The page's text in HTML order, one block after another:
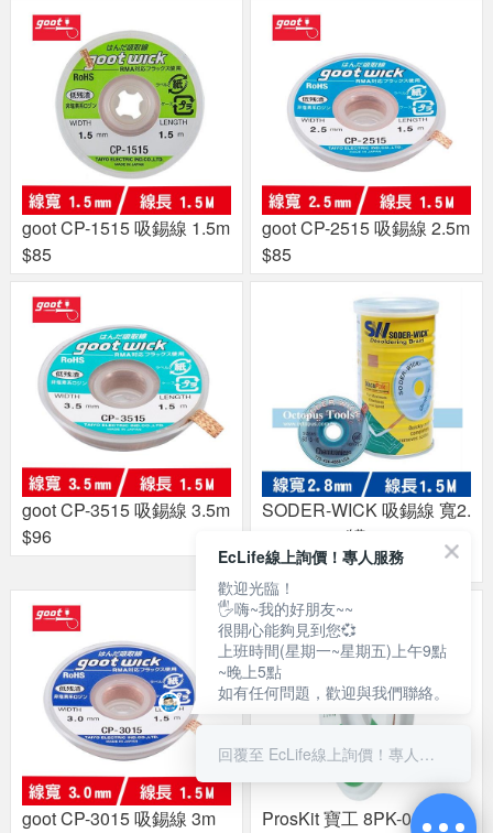
goot CP-1515 吸錫線 1.5m
$85
goot CP-2515 吸錫線 2.5m
$85
goot CP-3515 吸錫線 3.5m
$96
SODER-WICK 吸錫線 寬2.
8mm 10pc/罐 553.004
$810
goot CP-3015 吸錫線 3m
ProsKit 寶工 8PK-031B 吸
EcLife線上詢價！專人服務
歡迎光臨！
🖐嗨~我的好朋友~~
很開心能夠見到您💞
上班時間(星期一~星期五)上午9點
~晚上5點
如有任何問題，歡迎與我們聯絡。
回覆至 EcLife線上詢價！專人服務